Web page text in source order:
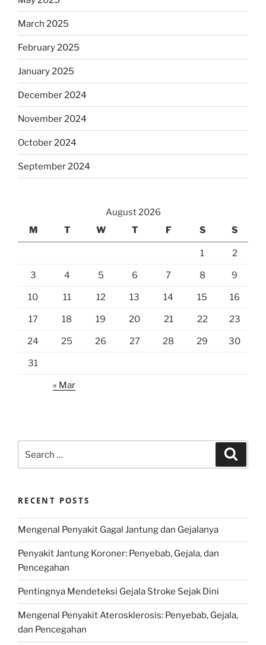
March 2025
February 2025
January 2025
December 2024
November 2024
October 2024
September 2024
August 2026
M
T W T F S S
1 2
3 4 5 6 7 8 9
10 11 12 13 14 15 16
17 18 19 20 21 22 23
24 25 26 27 28 29 30
31
« Mar
for:
RECENT POSTS
Mengenal Penyakit Gagal Jantung dan Gejalanya
Penyakit Jantung Koroner: Penyebab, Gejala, dan
Pencegahan
Pentingnya Mendeteksi Gejala Stroke Sejak Dini
Mengenal Penyakit Aterosklerosis: Penyebab, Gejala,
dan Pencegahan